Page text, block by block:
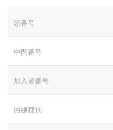
頭番号
中間番号
加入者番号
回線種別